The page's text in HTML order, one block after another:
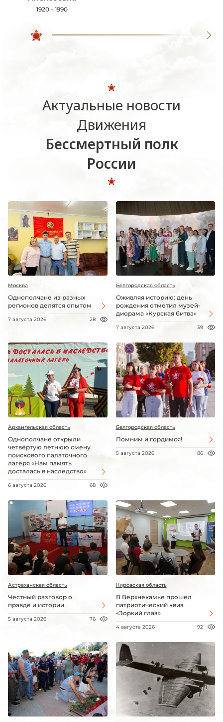
1920 - 1990
Актуальные новости
Движения
Бессмертный полк
России
Москва
Однополчане из разных
регионов делятся опытом
7 августа 2026 28
Белгородская область
Оживляя историю: день
рождения отметил музей-
диорама «Курская битва»
7 августа 2026 39
Архангельская область
Однополчане открыли
четвёртую летнюю смену
поискового палаточного
лагеря «Нам память
досталась в наследство»
6 августа 2026 68
Белгородская область
Помним и гордимся!
5 августа 2026 86
Астраханская область
Честный разговор о
правде и истории
5 августа 2026 76
Кировская область
В Верхнекамье прошёл
патриотический квиз
«Зоркий глаз»
4 августа 2026 92